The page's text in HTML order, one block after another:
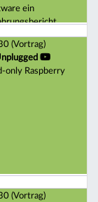
ein
(Vortrag)
only Raspberry
(Vortrag)